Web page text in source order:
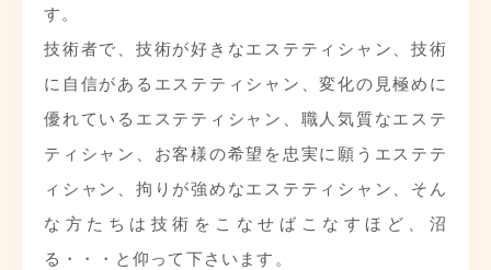
す。
技術者で、技術が好きなエステティシャン、技術
に自信があるエステティシャン、変化の見極めに
優れているエステティシャン、職人気質なエステ
ティシャン、お客様の希望を忠実に願うエステテ
ィシャン、拘りが強めなエステティシャン、そん
な方たちは技術をこなせばこなすほど、沼
る・・・と仰って下さいます。